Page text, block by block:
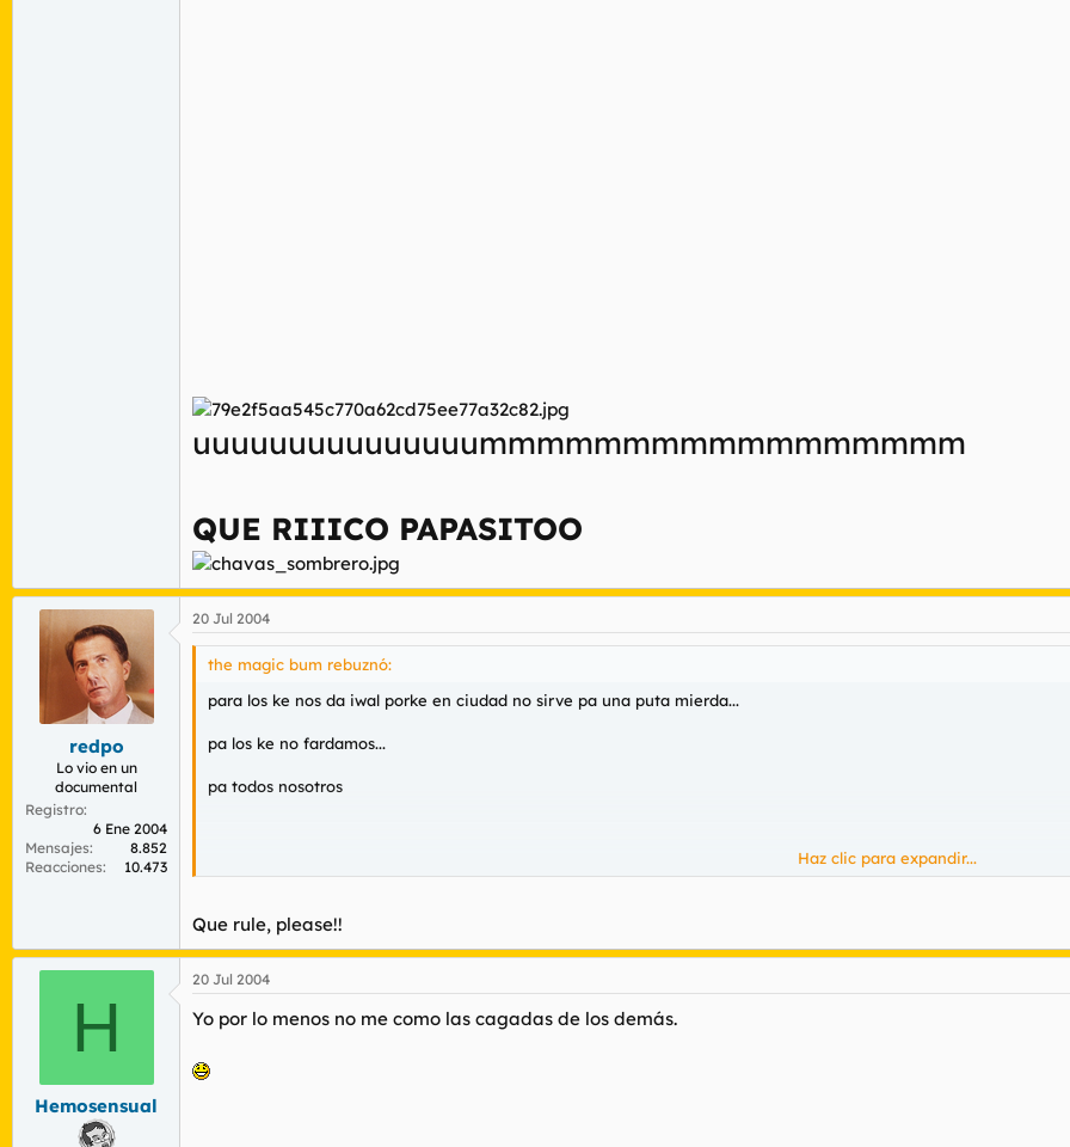
uuuuuuuuuuuuuuummmmmmmmmmmmmmmmm
QUE RIIICO PAPASITOO
redpo
Lo vio en un
documental
Registro
6 Ene 2004
Mensajes
8.852
Reacciones
10.473
20 Jul 2004
the magic bum rebuznó:
para los ke nos da iwal porke en ciudad no sirve pa una puta mierda...
pa los ke no fardamos...
pa todos nosotros
())))))))))))))__________________________________)
el pedazo de L ke me estoy fumando!!!!
comienzan mis vacaciones
Haz clic para expandir...
Que rule, please!!
H
Hemosensual
20 Jul 2004
Yo por lo menos no me como las cagadas de los demás.